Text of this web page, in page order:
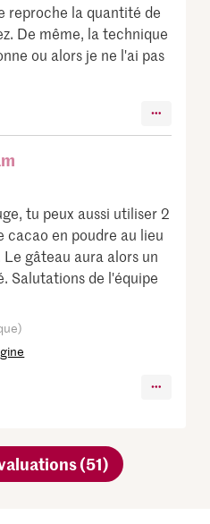
reproche la quantité de
De même, la technique
ou alors je ne l'ai pas
tu peux aussi utiliser 2
cacao en poudre au lieu
gâteau aura alors un
Salutations de l'équipe
(51)